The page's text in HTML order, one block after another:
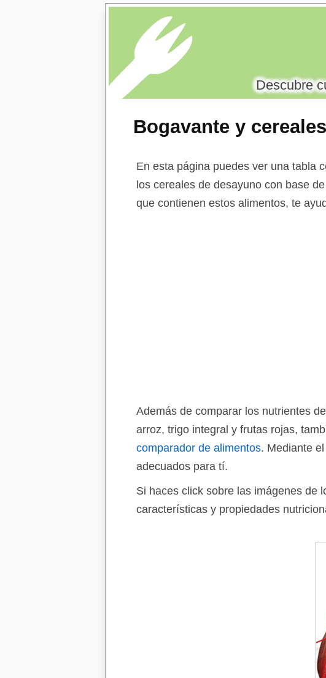
Bogavante y
de arroz, trigo
Descubre
En esta página puedes ver una tabla
los cereales de desayuno con base
que contienen estos alimentos, te
Además de comparar los nutrientes
arroz, trigo integral y frutas rojas,
comparador de alimentos. Mediante
adecuados para tí.
Si haces click sobre las imágenes de
características y propiedades